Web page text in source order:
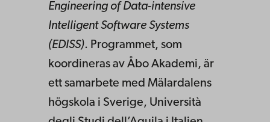
Engineering of Data-intensive
Intelligent Software Systems
(EDISS). Programmet, som
koordineras av Åbo Akademi, är
ett samarbete med Mälardalens
högskola i Sverige, Università